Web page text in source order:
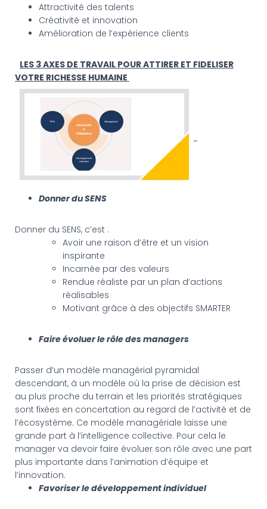
Attractivité des talents
Créativité et innovation
Amélioration de l’expérience clients
LES 3 AXES DE TRAVAIL POUR ATTIRER ET FIDELISER
VOTRE RICHESSE HUMAINE
Donner du SENS
Donner du SENS, c’est :
Avoir une raison d’être et un vision
inspirante
Incarnée par des valeurs
Rendue réaliste par un plan d’actions
réalisables
Motivant grâce à des objectifs SMARTER
Faire évoluer le rôle des managers
Passer d’un modèle managérial pyramidal
descendant, à un modèle où la prise de décision est
au plus proche du terrain et les priorités stratégiques
sont fixées en concertation au regard de l’activité et de
l’écosystème. Ce modèle managériale laisse une
grande part à l’intelligence collective. Pour cela le
manager va devoir faire évoluer son rôle avec une part
plus importante dans l’animation d’équipe et
l’innovation.
Favoriser le développement individuel